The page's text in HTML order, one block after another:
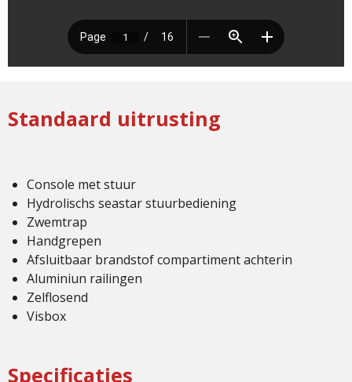
Standaard uitrusting
Console met stuur
Hydrolischs seastar stuurbediening
Zwemtrap
Handgrepen
Afsluitbaar brandstof compartiment achterin
Aluminiun railingen
Zelflosend
Visbox
Specificaties